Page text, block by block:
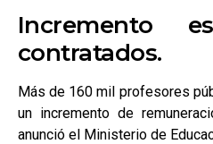
Incremento
contratados.
Más de 160 mil profesores
un incremento de
anunció el Ministerio de